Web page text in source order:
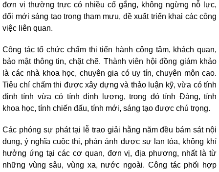
đơn vị thường trực có nhiều cố gắng, không ngừng nỗ lực,
đổi mới sáng tạo trong tham mưu, đề xuất triển khai các công
việc liên quan.
Công tác tổ chức chấm thi tiến hành công tâm, khách quan,
bảo mật thông tin, chặt chẽ. Thành viên hội đồng giám khảo
là các nhà khoa học, chuyên gia có uy tín, chuyên môn cao.
Tiêu chí chấm thi được xây dựng và thảo luận kỹ, vừa có tính
định tính vừa có tính định lượng, trong đó tính Đảng, tính
khoa học, tính chiến đấu, tính mới, sáng tạo được chú trọng.
Các phóng sự phát tại lễ trao giải hằng năm đều bám sát nội
dung, ý nghĩa cuộc thi, phản ánh được sự lan tỏa, không khí
hưởng ứng tại các cơ quan, đơn vị, địa phương, nhất là từ
những vùng sâu, vùng xa, nước ngoài. Công tác phối hợp